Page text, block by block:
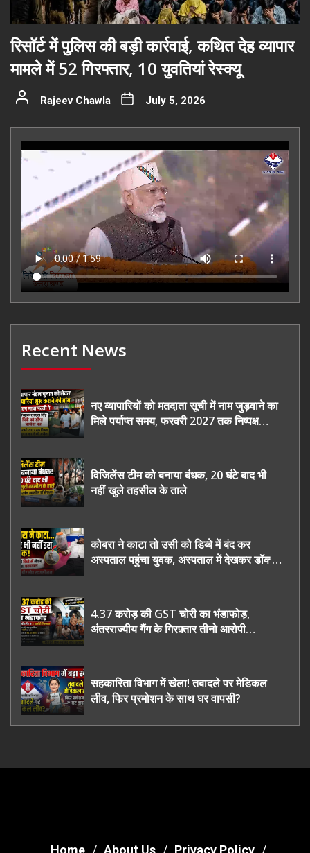
रिसॉर्ट में पुलिस की बड़ी कार्रवाई, कथित देह व्यापार
मामले में 52 गिरफ्तार, 10 युवतियां रेस्क्यू
Rajeev Chawla July 5, 2026
Recent News
नए व्यापारियों को मतदाता सूची में नाम जुड़वाने का
मिले पर्याप्त समय, फरवरी 2027 तक निष्पक्ष
विजिलेंस टीम को बनाया बंधक, 20 घंटे बाद भी
नहीं खुले तहसील के ताले
कोबरा ने काटा तो उसी को डिब्बे में बंद कर
अस्पताल पहुंचा युवक, अस्पताल में देखकर डॉक्टर
4.37 करोड़ की GST चोरी का भंडाफोड़,
अंतरराज्यीय गैंग के गिरफ़्तार तीनो आरोपी
सहकारिता विभाग में खेला! तबादले पर मेडिकल
लीव, फिर प्रमोशन के साथ घर वापसी?
Home About Us Privacy Policy